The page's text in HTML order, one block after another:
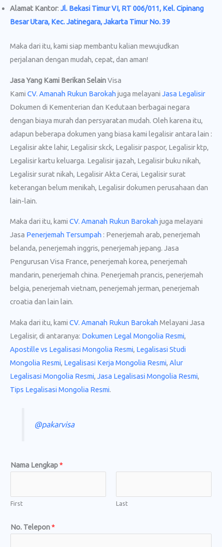
Alamat Kantor: Jl. Bekasi Timur VI, RT 006/011, Kel. Cipinang
Besar Utara, Kec. Jatinegara, Jakarta Timur No. 39
Maka dari itu, kami siap membantu kalian mewujudkan
perjalanan dengan mudah, cepat, dan aman!
Jasa Yang Kami Berikan SelainVisa
Kami CV. Amanah Rukun Barokah juga melayani Jasa Legalisir
Dokumen di Kementerian dan Kedutaan berbagai negara
dengan biaya murah dan persyaratan mudah. Oleh karena itu,
adapun beberapa dokumen yang biasa kami legalisir antara lain :
Legalisir akte lahir, Legalisir skck, Legalisir paspor, Legalisir ktp,
Legalisir kartu keluarga. Legalisir ijazah, Legalisir buku nikah,
Legalisir surat nikah, Legalisir Akta Cerai, Legalisir surat
keterangan belum menikah, Legalisir dokumen perusahaan dan
lain-lain.
Maka dari itu, kami CV. Amanah Rukun Barokah juga melayani
Jasa Penerjemah Tersumpah : Penerjemah arab, penerjemah
belanda, penerjemah inggris, penerjemah jepang. Jasa
Pengurusan Visa France, penerjemah korea, penerjemah
mandarin, penerjemah china. Penerjemah prancis, penerjemah
belgia, penerjemah vietnam, penerjemah jerman, penerjemah
croatia dan lain lain.
Maka dari itu, kami CV. Amanah Rukun Barokah Melayani Jasa
Legalisir, di antaranya: Dokumen Legal Mongolia Resmi,
Apostille vs Legalisasi Mongolia Resmi, Legalisasi Studi
Mongolia Resmi, Legalisasi Kerja Mongolia Resmi, Alur
Legalisasi Mongolia Resmi, Jasa Legalisasi Mongolia Resmi,
Tips Legalisasi Mongolia Resmi.
@pakarvisa
Nama Lengkap*
First Last
No. Telepon*